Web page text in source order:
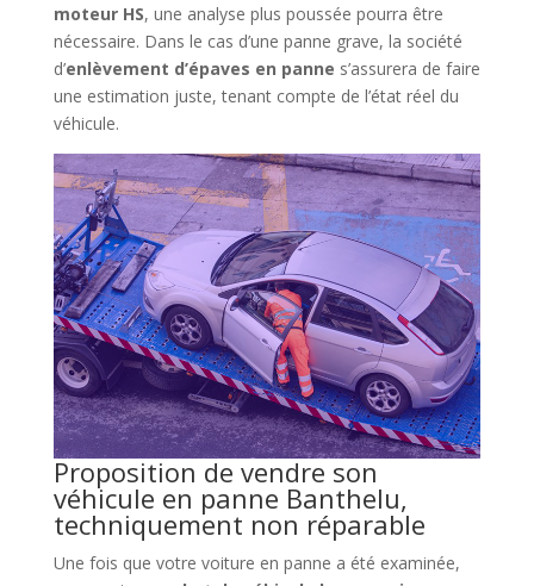
moteur HS, une analyse plus poussée pourra être
nécessaire. Dans le cas d’une panne grave, la société
d’enlèvement d’épaves en panne s’assurera de faire
une estimation juste, tenant compte de l’état réel du
véhicule.
Proposition de vendre son
véhicule en panne Banthelu,
techniquement non réparable
Une fois que votre voiture en panne a été examinée,